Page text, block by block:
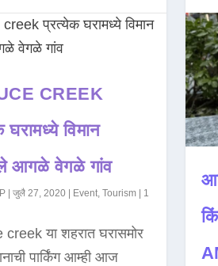
CREEK
विमान
आगळे वेगळे गांव
|जुलै 27, 2020 | Event ,Tourism | 1
या शहरात घरासमोर
पार्किंग आम्ही आज